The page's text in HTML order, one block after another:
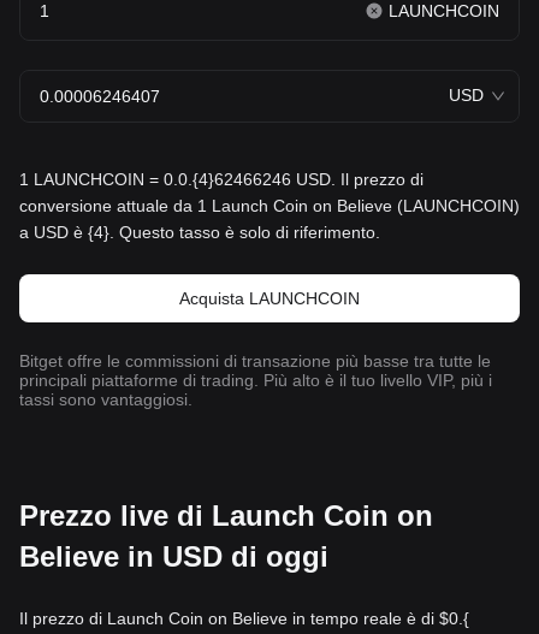
LAUNCHCOIN
USD
1 LAUNCHCOIN = 0.0.{4}62466246 USD. Il prezzo di
conversione attuale da 1 Launch Coin on Believe (LAUNCHCOIN)
a USD è {4}. Questo tasso è solo di riferimento.
Acquista LAUNCHCOIN
Bitget offre le commissioni di transazione più basse tra tutte le
principali piattaforme di trading. Più alto è il tuo livello VIP, più i
tassi sono vantaggiosi.
Prezzo live di Launch Coin on
Believe in USD di oggi
Il prezzo di Launch Coin on Believe in tempo reale è di $0.{​